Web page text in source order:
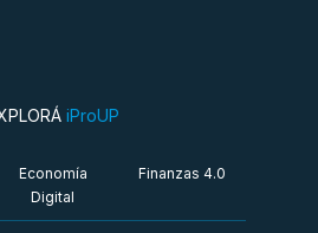
iProUP
Economía
Digital
Finanzas 4.0